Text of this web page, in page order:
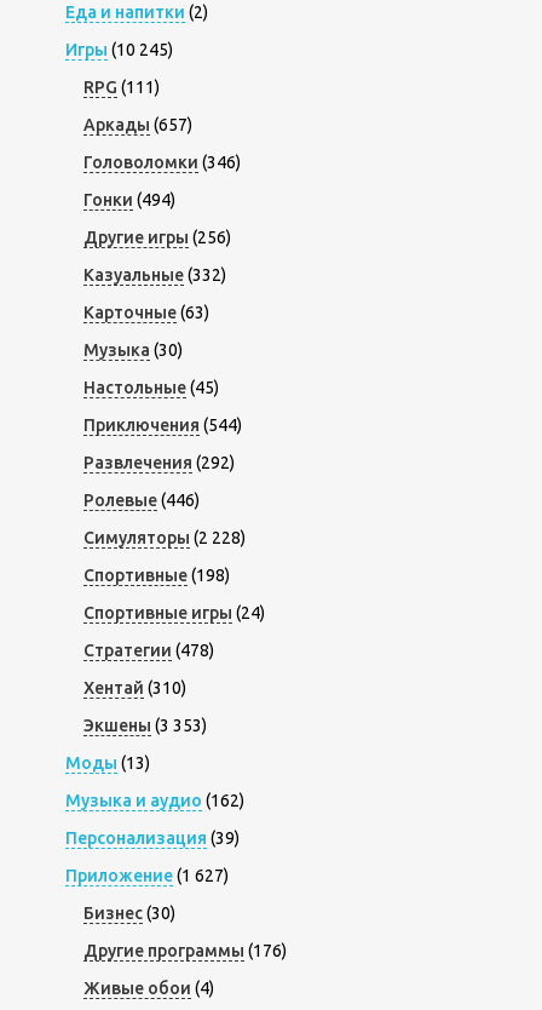
Еда и напитки (2)
Игры (10 245)
RPG (111)
Аркады (657)
Головоломки (346)
Гонки (494)
Другие игры (256)
Казуальные(332)
Карточные(63)
Музыка (30)
Настольные(45)
Приключения (544)
Развлечения (292)
Ролевые(446)
Симуляторы (2 228)
Спортивные(198)
Спортивные игры (24)
Стратегии (478)
Хентай (310)
Экшены (3 353)
Моды (13)
Музыка и аудио (162)
Персонализация (39)
Приложение(1 627)
Бизнес(30)
Другие программы (176)
Живые обои (4)